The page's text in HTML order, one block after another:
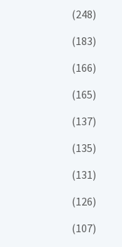
(248)
(183)
(166)
(165)
(137)
(135)
(131)
(126)
(107)